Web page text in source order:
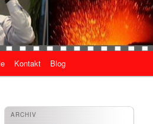
Kontakt Blog
ARCHIV